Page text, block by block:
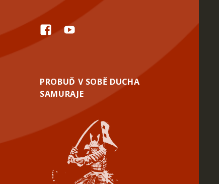
FacebookYouTube
PROBUĎ V SOBĚ DUCHA
SAMURAJE